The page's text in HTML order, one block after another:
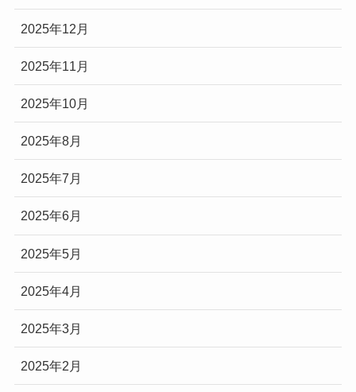
2025年12月
2025年11月
2025年10月
2025年8月
2025年7月
2025年6月
2025年5月
2025年4月
2025年3月
2025年2月